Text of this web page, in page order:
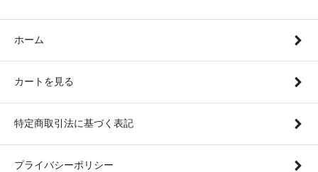
ホーム
カートを見る
特定商取引法に基づく表記
プライバシーポリシー